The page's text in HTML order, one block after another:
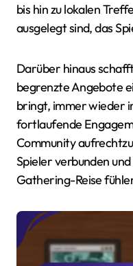
bis hin zu lokalen
ausgelegt sind, das
Darüber hinaus
begrenzte Angebote
bringt, immer wieder
fortlaufende
Community
Spieler verbunden
Gathering-Reise